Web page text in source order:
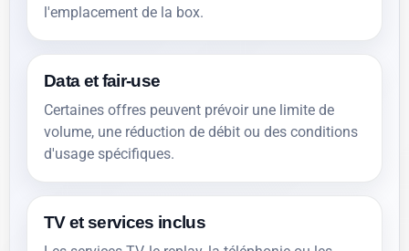
l'emplacement de la box.
Data et fair-use
Certaines offres peuvent prévoir une limite de
volume, une réduction de débit ou des conditions
d'usage spécifiques.
TV et services inclus